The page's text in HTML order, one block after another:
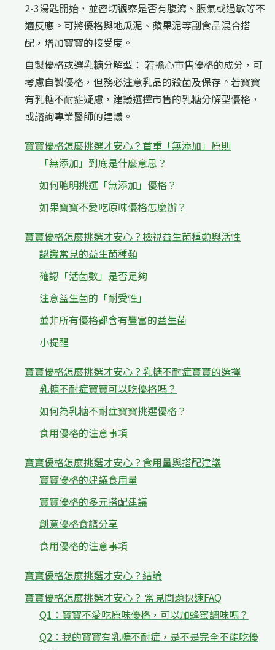
2-3湯匙開始，並密切觀察是否有腹瀉、脹氣或過敏等不
適反應。可將優格與地瓜泥、蘋果泥等副食品混合搭
配，增加寶寶的接受度。
自製優格或選乳糖分解型： 若擔心市售優格的成分，可
考慮自製優格，但務必注意乳品的殺菌及保存。若寶寶
有乳糖不耐症疑慮，建議選擇市售的乳糖分解型優格，
或諮詢專業醫師的建議。
寶寶優格怎麼挑選才安心？首重「無添加」原則
「無添加」到底是什麼意思？
如何聰明挑選「無添加」優格？
如果寶寶不愛吃原味優格怎麼辦？
寶寶優格怎麼挑選才安心？檢視益生菌種類與活性
認識常見的益生菌種類
確認「活菌數」是否足夠
注意益生菌的「耐受性」
並非所有優格都含有豐富的益生菌
小提醒
寶寶優格怎麼挑選才安心？乳糖不耐症寶寶的選擇
乳糖不耐症寶寶可以吃優格嗎？
如何為乳糖不耐症寶寶挑選優格？
食用優格的注意事項
寶寶優格怎麼挑選才安心？食用量與搭配建議
寶寶優格的建議食用量
寶寶優格的多元搭配建議
創意優格食譜分享
食用優格的注意事項
寶寶優格怎麼挑選才安心？結論
寶寶優格怎麼挑選才安心？ 常見問題快速FAQ
Q1：寶寶不愛吃原味優格，可以加蜂蜜調味嗎？
Q2：我的寶寶有乳糖不耐症，是不是完全不能吃優